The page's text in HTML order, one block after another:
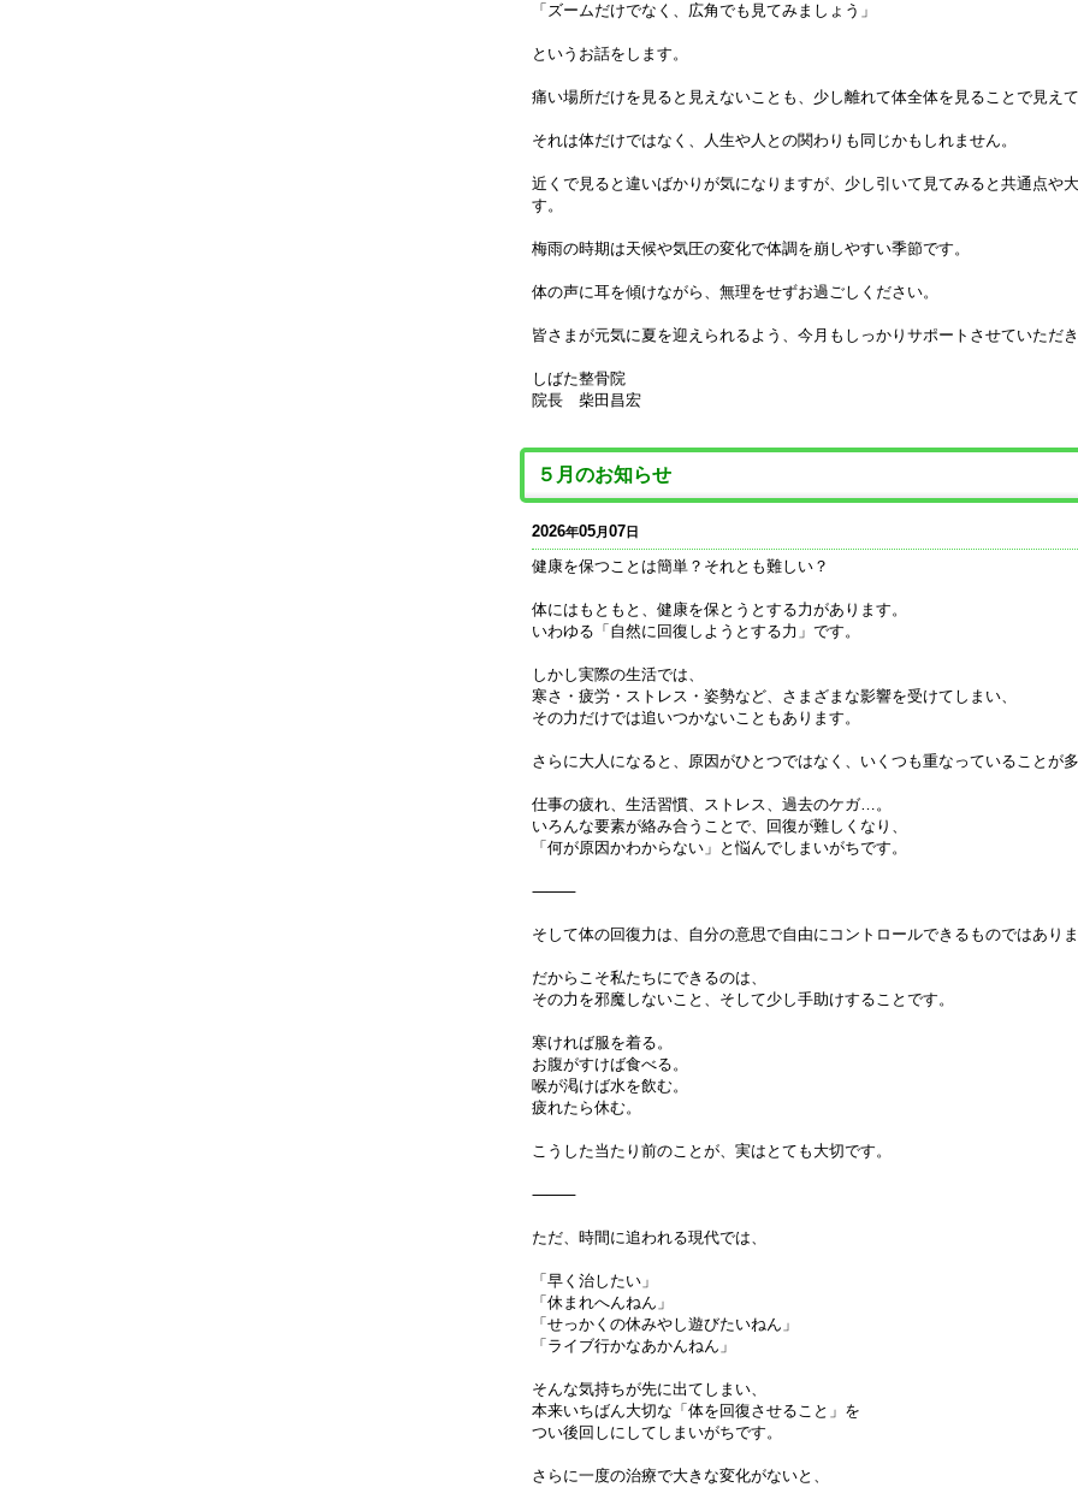
「ズームだけでなく、広角でも見てみましょう」
というお話をします。
痛い場所だけを見ると見えないことも、少し離れて体全体を見ることで見え
それは体だけではなく、人生や人との関わりも同じかもしれません。
近くで見ると違いばかりが気になりますが、少し引いて見てみると共通点や
す。
梅雨の時期は天候や気圧の変化で体調を崩しやすい季節です。
体の声に耳を傾けながら、無理をせずお過ごしください。
皆さまが元気に夏を迎えられるよう、今月もしっかりサポートさせていただき
しばた整骨院
院長 柴田昌宏
５月のお知らせ
2026年05月07日
健康を保つことは簡単？それとも難しい？
体にはもともと、健康を保とうとする力があります。
いわゆる「自然に回復しようとする力」です。
しかし実際の生活では、
寒さ・疲労・ストレス・姿勢など、さまざまな影響を受けてしまい、
その力だけでは追いつかないこともあります。
さらに大人になると、原因がひとつではなく、いくつも重なっていることが多
仕事の疲れ、生活習慣、ストレス、過去のケガ…。
いろんな要素が絡み合うことで、回復が難しくなり、
「何が原因かわからない」と悩んでしまいがちです。
⸻
そして体の回復力は、自分の意思で自由にコントロールできるものではありま
だからこそ私たちにできるのは、
その力を邪魔しないこと、そして少し手助けすることです。
寒ければ服を着る。
お腹がすけば食べる。
喉が渇けば水を飲む。
疲れたら休む。
こうした当たり前のことが、実はとても大切です。
⸻
ただ、時間に追われる現代では、
「早く治したい」
「休まれへんねん」
「せっかくの休みやし遊びたいねん」
「ライブ行かなあかんねん」
そんな気持ちが先に出てしまい、
本来いちばん大切な「体を回復させること」を
つい後回しにしてしまいがちです。
さらに一度の治療で大きな変化がないと、